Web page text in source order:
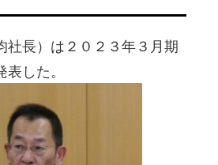
社長）は２０２３年３月期
した。